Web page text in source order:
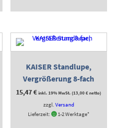
KAISER Standlupe,
Vergrößerung 8-fach
15,47€ inkl. 19% MwSt. (13,00€netto)
zzgl. Versand
Lieferzeit:
1-2 Werktage*